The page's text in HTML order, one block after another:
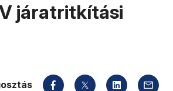
járatritkítási